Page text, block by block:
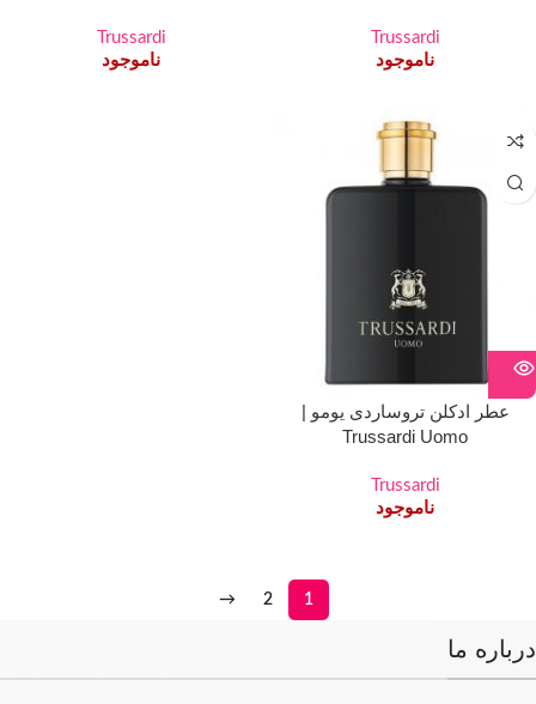
Trussardi
ناموجود
Trussardi
ناموجود
عطر ادکلن تروساردی یومو |
Trussardi Uomo
Trussardi
ناموجود
1
2
→
درباره ما